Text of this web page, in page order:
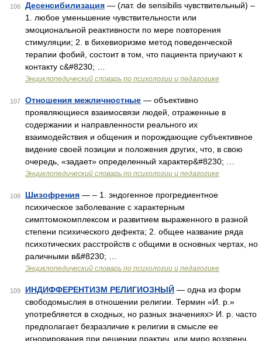
106 Десенсибилизация — (лат. de sensibilis чувствительный) –
1. любое уменьшение чувствительности или
эмоциональной реактивности по мере повторения
стимуляции; 2. в бихевиоризме метод поведенческой
терапии фобий, состоит в том, что пациента приучают к
контакту с&#8230; …
Энциклопедический словарь по психологии и педагогике
107 Отношения межличностные — объективно
проявляющиеся взаимосвязи людей, отраженные в
содержании и направленности реального их
взаимодействия и общения и порождающие субъективное
видение своей позиции и положения других, что, в свою
очередь, «задает» определенный характер&#8230; …
Энциклопедический словарь по психологии и педагогике
108 Шизофрения — – 1. эндогенное прогредиентное
психическое заболевание с характерным
симптомокомплексом и развитием выраженного в разной
степени психического дефекта; 2. общее название ряда
психотических расстройств с общими в основных чертах, но
раличными в&#8230; …
Энциклопедический словарь по психологии и педагогике
109 ИНДИФФЕРЕНТИЗМ РЕЛИГИОЗНЫЙ — одна из форм
свободомыслия в отношении религии. Термин «И. р.»
употребляется в сходных, но разных значениях> И. р. часто
предполагает безразличие к религии в смысле ее
игнорирования при решении практич. или миро воззренч.